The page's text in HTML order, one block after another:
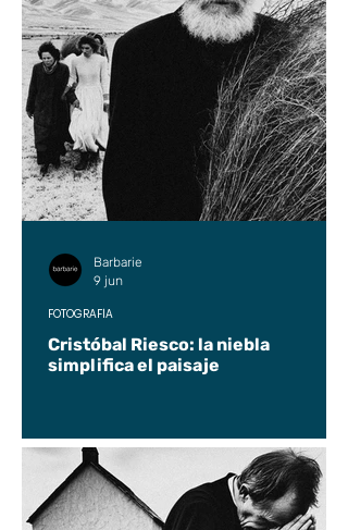
Cristóbal Riesco: la niebla
simplifica el paisaje
FOTOGRAFÍA
Barbarie
9 jun